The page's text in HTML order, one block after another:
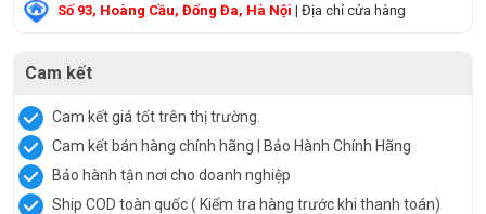
Số 93, Hoàng Cầu, Đống Đa, Hà Nội | Địa chỉ cửa hàng
Cam kết
Cam kết giá tốt trên thị trường.
Cam kết bán hàng chính hãng | Bảo Hành Chính Hãng
Bảo hành tận nơi cho doanh nghiệp
Ship COD toàn quốc ( Kiểm tra hàng trước khi thanh toán)